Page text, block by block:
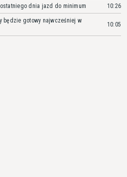
dnia jazd do minimum 10:26
będzie gotowy najwcześniej w
10:05